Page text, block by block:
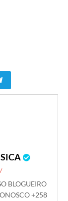
BLOGUEIRO
+258